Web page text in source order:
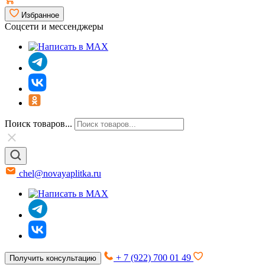
Избранное
Соцсети и мессенджеры
Поиск товаров...
chel@novayaplitka.ru
Получить консультацию + 7 (922) 700 01 49